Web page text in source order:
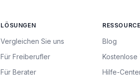
LÖSUNGEN
Vergleichen Sie uns
Für Freiberufler
Für Berater
Blog
Kostenlose
Hilfe-